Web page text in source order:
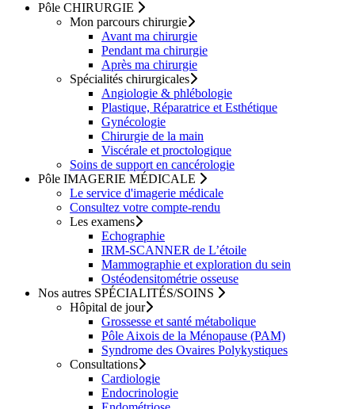
Pôle CHIRURGIE
Mon parcours chirurgie
Avant ma chirurgie
Pendant ma chirurgie
Après ma chirurgie
Spécialités chirurgicales
Angiologie & phlébologie
Plastique, Réparatrice et Esthétique
Gynécologie
Chirurgie de la main
Viscérale et proctologique
Soins de support en cancérologie
Pôle IMAGERIE MÉDICALE
Le service d'imagerie médicale
Consultez votre compte-rendu
Les examens
Echographie
IRM-SCANNER de L’étoile
Mammographie et exploration du sein
Ostéodensitométrie osseuse
Nos autres SPÉCIALITÉS/SOINS
Hôpital de jour
Grossesse et santé métabolique
Pôle Aixois de la Ménopause (PAM)
Syndrome des Ovaires Polykystiques
Consultations
Cardiologie
Endocrinologie